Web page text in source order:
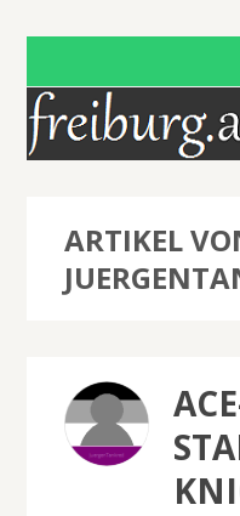
ARTIKEL